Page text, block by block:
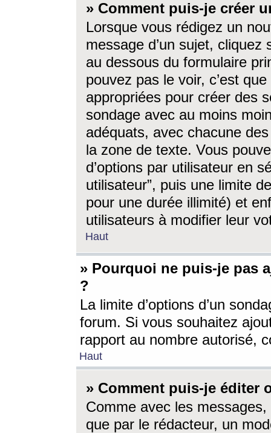
» Comment puis-je créer
Lorsque vous rédigez un
message d’un sujet, cliquez
au dessous du formulaire
pouvez pas le voir, c’est
appropriées pour créer des
sondage avec au moins
adéquats, avec chacune
la zone de texte. Vous
d’options par utilisateur en
utilisateur”, puis une limite
pour une durée illimité) et
utilisateurs à modifier leur
Haut
» Pourquoi ne puis-je pas
?
La limite d’options d’un
forum. Si vous souhaitez
rapport au nombre autorisé,
Haut
» Comment puis-je éditer
Comme avec les
que par le rédacteur, un